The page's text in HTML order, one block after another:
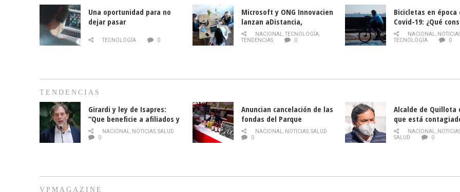
Una oportunidad para no
dejar pasar
TECNOLOGÍA 0
Microsoft y ONG Innovacien
lanzan aDistancia,
plataforma con cursos
gratuitos online sobre
NACIONAL,TECNOLOGÍA,
TENDENCIAS
0
Bicicletas en época
Covid-19: ¿Qué
momento de
NACIONAL,
TECNOLOGÍA
0
TENDENCIAS
Girardi y ley de Isapres:
“Que beneficie a afiliados y
no legalice el abuso”
NACIONAL, NOTICIAS,SALUD
0
Anuncian cancelación de las
fondas del Parque
O’Higgins debido al
coronavirus
NACIONAL, NOTICIAS,SALUD
0
Alcalde de Quillota
que está
COVID-19
NACIONAL,
SALUD
0
VPMAGAZINE